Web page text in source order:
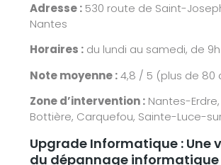
Adresse : 530 route de Saint-
Nantes
Horaires : du lundi au samedi, de
Note moyenne :4,8 / 5 (plus de 80
Zone d’intervention : Nantes-
Bottière, Carquefou, Sainte-Luce-
Upgrade Informatique : Une
du dépannage informatique